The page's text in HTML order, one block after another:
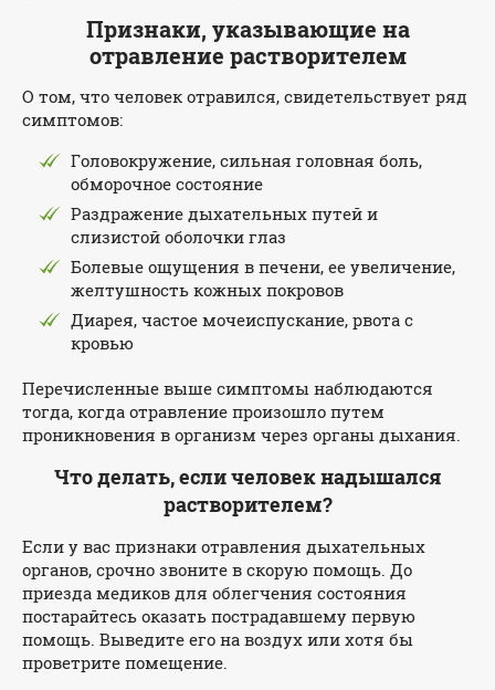
Признаки, указывающие на
отравление растворителем
О том, что человек отравился, свидетельствует ряд
симптомов:
Головокружение, сильная головная боль,
обморочное состояние
Раздражение дыхательных путей и
слизистой оболочки глаз
Болевые ощущения в печени, ее увеличение,
желтушность кожных покровов
Диарея, частое мочеиспускание, рвота с
кровью
Перечисленные выше симптомы наблюдаются
тогда, когда отравление произошло путем
проникновения в организм через органы дыхания.
Что делать, если человек надышался
растворителем?
Если у вас признаки отравления дыхательных
органов, срочно звоните в скорую помощь. До
приезда медиков для облегчения состояния
постарайтесь оказать пострадавшему первую
помощь. Выведите его на воздух или хотя бы
проветрите помещение.